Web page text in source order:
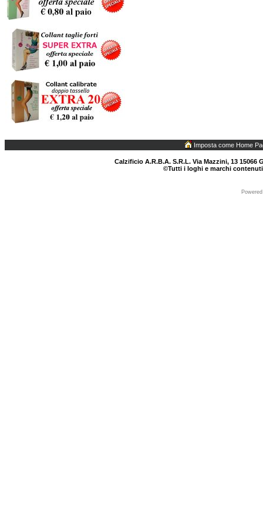
Imposta come Home
Calzificio A.R.B.A. S.R.L. Via Mazzini, 13 15066
©Tutti i loghi e marchi